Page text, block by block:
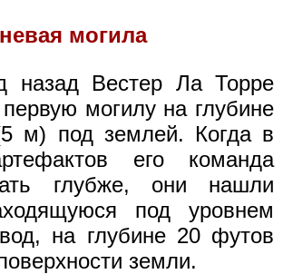
могила
назад Вестер Ла Торре
могилу на глубине
м) под землей. Когда в
его команда
глубже, они нашли
под уровнем
на глубине 20 футов
земли.